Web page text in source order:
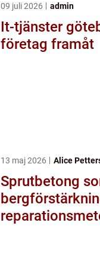
09 juli 2026 admin
It-tjänster
företag framåt
13 maj 2026 Alice
Sprutbetong